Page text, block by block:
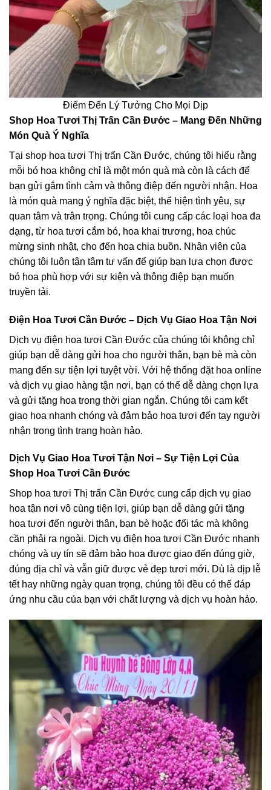
Điểm Đến Lý Tưởng Cho Mọi Dịp
Shop Hoa Tươi Thị Trấn Cần Đước – Mang Đến Những
Món Quà Ý Nghĩa
Tại shop hoa tươi Thị trấn Cần Đước, chúng tôi hiểu rằng
mỗi bó hoa không chỉ là một món quà mà còn là cách để
bạn gửi gắm tình cảm và thông điệp đến người nhận. Hoa
là món quà mang ý nghĩa đặc biệt, thể hiện tình yêu, sự
quan tâm và trân trọng. Chúng tôi cung cấp các loại hoa đa
dạng, từ hoa tươi cắm bó, hoa khai trương, hoa chúc
mừng sinh nhật, cho đến hoa chia buồn. Nhân viên của
chúng tôi luôn tận tâm tư vấn để giúp bạn lựa chọn được
bó hoa phù hợp với sự kiện và thông điệp bạn muốn
truyền tải.
Điện Hoa Tươi Cần Đước – Dịch Vụ Giao Hoa Tận Nơi
Dịch vụ điện hoa tươi Cần Đước của chúng tôi không chỉ
giúp bạn dễ dàng gửi hoa cho người thân, bạn bè mà còn
mang đến sự tiện lợi tuyệt vời. Với hệ thống đặt hoa online
và dịch vụ giao hàng tận nơi, bạn có thể dễ dàng chọn lựa
và gửi tặng hoa trong thời gian ngắn. Chúng tôi cam kết
giao hoa nhanh chóng và đảm bảo hoa tươi đến tay người
nhận trong tình trạng hoàn hảo.
Dịch Vụ Giao Hoa Tươi Tận Nơi – Sự Tiện Lợi Của
Shop Hoa Tươi Cần Đước
Shop hoa tươi Thị trấn Cần Đước cung cấp dịch vụ giao
hoa tận nơi vô cùng tiện lợi, giúp bạn dễ dàng gửi tặng
hoa tươi đến người thân, bạn bè hoặc đối tác mà không
cần phải ra ngoài. Dịch vụ điện hoa tươi Cần Đước nhanh
chóng và uy tín sẽ đảm bảo hoa được giao đến đúng giờ,
đúng địa chỉ và vẫn giữ được vẻ đẹp tươi mới. Dù là dịp lễ
tết hay những ngày quan trọng, chúng tôi đều có thể đáp
ứng nhu cầu của bạn với chất lượng và dịch vụ hoàn hảo.